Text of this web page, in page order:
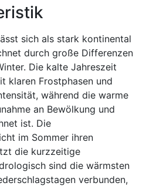
sich als stark kontinental
durch große Differenzen
Die kalte Jahreszeit
klaren Frostphasen und
während die warme
an Bewölkung und
ist. Die
im Sommer ihren
die kurzzeitige
sind die wärmsten
verbunden,